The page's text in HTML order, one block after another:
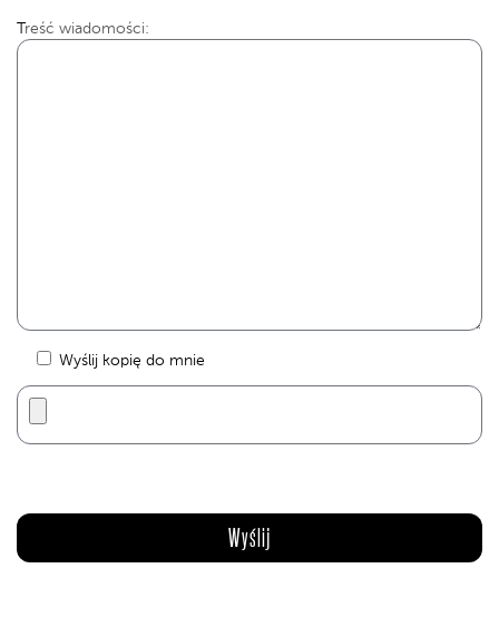
Treść wiadomości:
Wyślij kopię do mnie